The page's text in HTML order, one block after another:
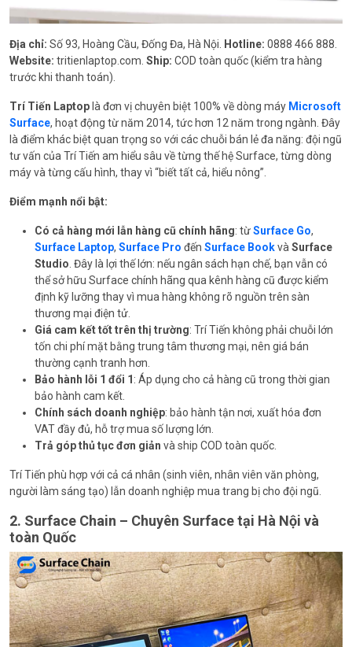
Địa chỉ: Số 93, Hoàng Cầu, Đống Đa, Hà Nội. Hotline: 0888 466 888.
Website: tritienlaptop.com. Ship: COD toàn quốc (kiểm tra hàng
trước khi thanh toán).
Trí Tiến Laptop là đơn vị chuyên biệt 100% về dòng máy Microsoft
Surface, hoạt động từ năm 2014, tức hơn 12 năm trong ngành. Đây
là điểm khác biệt quan trọng so với các chuỗi bán lẻ đa năng: đội ngũ
tư vấn của Trí Tiến am hiểu sâu về từng thế hệ Surface, từng dòng
máy và từng cấu hình, thay vì “biết tất cả, hiểu nông”.
Điểm mạnh nổi bật:
Có cả hàng mới lẫn hàng cũ chính hãng: từSurface Go,
Surface Laptop, Surface Pro đến Surface Bookvà Surface
Studio . Đây là lợi thế lớn: nếu ngân sách hạn chế, bạn vẫn có
thể sở hữu Surface chính hãng qua kênh hàng cũ được kiểm
định kỹ lưỡng thay vì mua hàng không rõ nguồn trên sàn
thương mại điện tử.
Giá cam kết tốt trên thị trường: Trí Tiến không phải chuỗi lớn
tốn chi phí mặt bằng trung tâm thương mại, nên giá bán
thường cạnh tranh hơn.
Bảo hành lỗi 1 đổi 1 : Áp dụng cho cả hàng cũ trong thời gian
bảo hành cam kết.
Chính sách doanh nghiệp: bảo hành tận nơi, xuất hóa đơn
VAT đầy đủ, hỗ trợ mua số lượng lớn.
Trả góp thủ tục đơn giản và ship COD toàn quốc.
Trí Tiến phù hợp với cả cá nhân (sinh viên, nhân viên văn phòng,
người làm sáng tạo) lẫn doanh nghiệp mua trang bị cho đội ngũ.
2. Surface Chain – Chuyên Surface tại Hà Nội và
toàn Quốc